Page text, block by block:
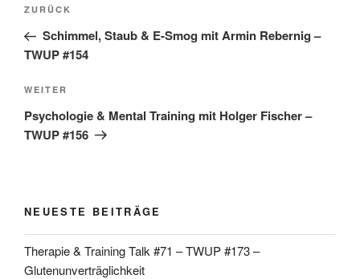
Vorheriger
Beitrag
ZURÜCK
Schimmel, Staub & E-Smog mit Armin Rebernig –
TWUP #154
Nächster
Beitrag
WEITER
Psychologie & Mental Training mit Holger Fischer –
TWUP #156
NEUESTE BEITRÄGE
Therapie & Training Talk #71 – TWUP #173 –
Glutenunverträglichkeit